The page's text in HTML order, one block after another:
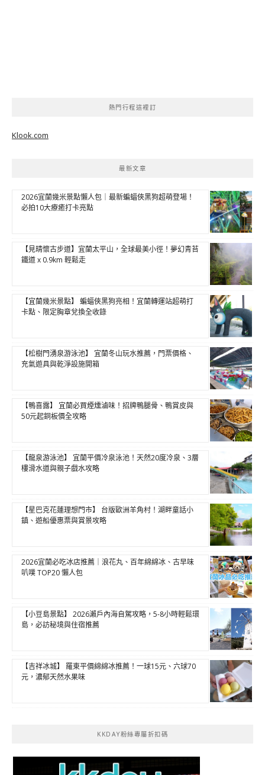
熱門行程這裡訂
Klook.com
最新文章
2026宜蘭幾米景點懶人包｜最新蝙蝠俠黑狗超萌登場！
必拍10大療癒打卡亮點
【見晴懷古步道】宜蘭太平山，全球最美小徑！夢幻青苔
鐵道 x 0.9km 輕鬆走
【宜蘭幾米景點】 蝙蝠俠黑狗亮相！宜蘭轉運站超萌打
卡點、限定胸章兌換全收錄
【松樹門湧泉游泳池】 宜蘭冬山玩水推薦，門票價格、
充氣遊具與乾淨設施開箱
【鴨喜露】 宜蘭必買煙燻滷味！招牌鴨腿骨、鴨賞皮與
50元起銅板價全攻略
【龍泉游泳池】 宜蘭平價冷泉泳池！天然20度冷泉、3層
樓滑水道與親子戲水攻略
【星巴克花蓮理想門市】 台版歐洲羊角村！湖畔童話小
鎮、遊船優惠票與賞景攻略
2026宜蘭必吃冰店推薦｜浪花丸、百年綿綿冰、古早味
叭噗 TOP20 懶人包
【小豆島景點】 2026瀨戶內海自駕攻略，5-8小時輕鬆環
島，必訪秘境與住宿推薦
【吉祥冰城】 羅東平價綿綿冰推薦！一球15元、六球70
元，濃郁天然水果味
KKDAY粉絲專屬折扣碼